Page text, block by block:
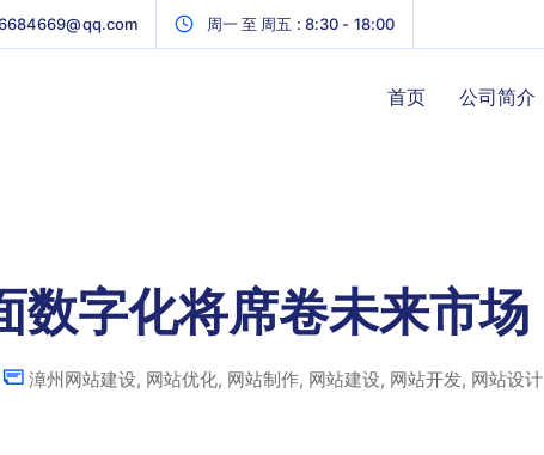
周一 至 周五 : 8:30 - 18:00
首页 公司简介
数字化将席卷未来市场
漳州网站建设, 网站优化, 网站制作, 网站建设, 网站开发, 网站设计